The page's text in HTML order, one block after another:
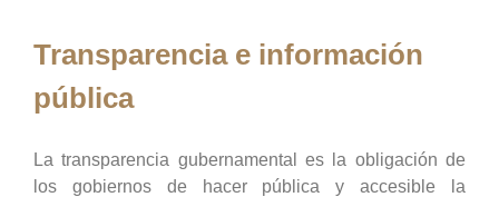
Transparencia e información
pública
La transparencia gubernamental es la obligación de
los gobiernos de hacer pública y accesible la